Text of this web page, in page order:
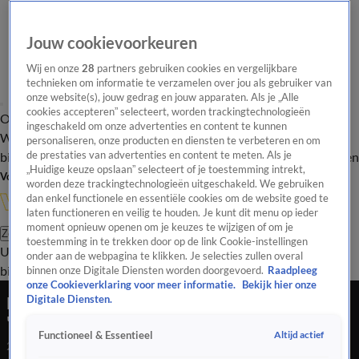
Overzicht Onze programma's Uitzendingen Onze gezichten
In de
WandelgangenInterviewsUitzending
bijwonenPodcastShopVeelgestelde vragenKijkersvraag insturen
Volg Vandaag Inside
Zoeken
UitzendingenVandaag InsideDe OranjezomerShopUitzending
bijwonen
Meerdink na beslissende strafschop:
'Fantastisch!'
20 apr 2023, 23:51
Jouw cookievoorkeuren
Wij en onze28 partners gebruiken cookies en vergelijkbare
technieken om informatie te verzamelen over jou als gebruiker van
onze website(s), jouw gedrag en jouw apparaten. Als je „Alle
cookies accepteren” selecteert, worden trackingtechnologieën
ingeschakeld om onze advertenties en content te kunnen
personaliseren, onze producten en diensten te verbeteren en om
de prestaties van advertenties en content te meten. Als je
„Huidige keuze opslaan” selecteert of je toestemming intrekt,
worden deze trackingtechnologieën uitgeschakeld. We gebruiken
dan enkel functionele en essentiële cookies om de website goed te
laten functioneren en veilig te houden. Je kunt dit menu op ieder
moment opnieuw openen om je keuzes te wijzigen of om je
toestemming in te trekken door op de link Cookie-instellingen
onder aan de webpagina te klikken. Je selecties zullen overal
binnen onze Digitale Diensten worden doorgevoerd. Raadpleeg
onze Cookieverklaring voor meer informatie.
Bekijk hier onze
Digitale Diensten.
Functioneel & Essentieel Altijd actief